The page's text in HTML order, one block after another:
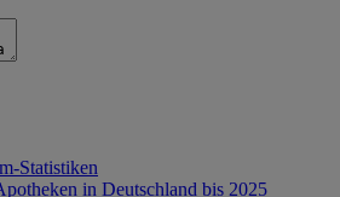
Statistiken
in Deutschland bis 2025